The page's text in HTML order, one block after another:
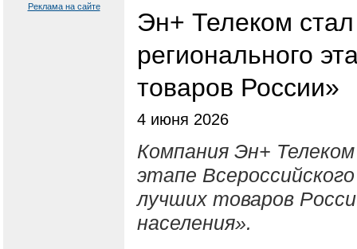
Реклама на сайте
Эн+ Телеком
регионального
товаров России»
4 июня 2026
Компания Эн+
этапе
лучших товаров
населения».